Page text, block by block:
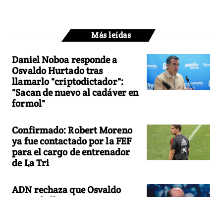
Más leídas
Daniel Noboa responde a
Osvaldo Hurtado tras
llamarlo "criptodictador":
"Sacan de nuevo al cadáver en
formol"
Confirmado: Robert Moreno
ya fue contactado por la FEF
para el cargo de entrenador
de La Tri
ADN rechaza que Osvaldo